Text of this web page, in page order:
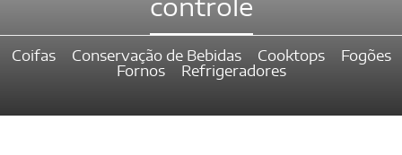
controle
Coifas Conservação de Bebidas Cooktops
Fogões
Fornos
Refrigeradores